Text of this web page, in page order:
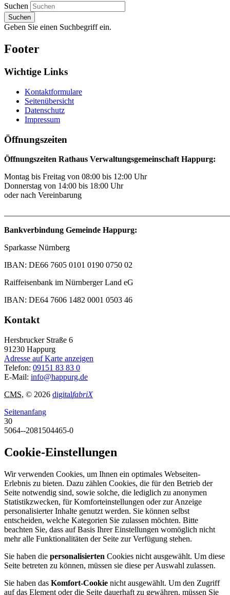
Suchen
Suchen
Geben Sie einen Suchbegriff ein.
Footer
Wichtige Links
Kontaktformulare
Seitenübersicht
Datenschutz
Impressum
Öffnungszeiten
Öffnungszeiten Rathaus Verwaltungsgemeinschaft Happurg:
Montag bis Freitag von 08:00 bis 12:00 Uhr
Donnerstag von 14:00 bis 18:00 Uhr
oder nach Vereinbarung
Bankverbindung Gemeinde Happurg:
Sparkasse Nürnberg
IBAN: DE66 7605 0101 0190 0750 02
Raiffeisenbank im Nürnberger Land eG
IBAN: DE64 7606 1482 0001 0503 46
Kontakt
Hersbrucker Straße 6
91230 Happurg
Adresse auf Karte anzeigen
Telefon: 09151 83 83 0
E-Mail: info@happurg.de
CMS, © 2026 digitalfabriX
Seitenanfang
30
5064--2081504465-0
Cookie-Einstellungen
Wir verwenden Cookies, um Ihnen ein optimales Webseiten-
Erlebnis zu bieten. Dazu zählen Cookies, die für den Betrieb der
Seite notwendig sind, sowie solche, die lediglich zu anonymen
Statistikzwecken, für Komforteinstellungen oder zur Anzeige
personalisierter Inhalte genutzt werden. Sie können selbst
entscheiden, welche Kategorien Sie zulassen möchten. Bitte
beachten Sie, dass auf Basis Ihrer Einstellungen womöglich nicht
mehr alle Funktionalitäten der Seite zur Verfügung stehen.
Sie haben die personalisierten Cookies nicht ausgewählt. Um diese
Seite betreten zu können, müssen sie diese per Auswahl zulassen.
Sie haben das Komfort-Cookie nicht ausgewählt. Um den Zugriff
auf das Element oder die Seite dauerhaft zu gewähren, müssen Sie